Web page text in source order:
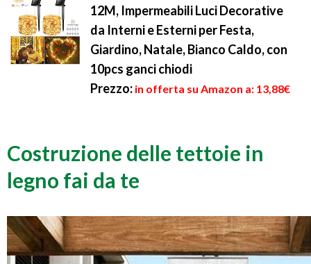
12M, Impermeabili Luci Decorative
da Interni e Esterni per Festa,
Giardino, Natale, Bianco Caldo, con
10pcs ganci chiodi
Prezzo: in offerta su Amazon a: 13,88€
Costruzione delle tettoie in
legno fai da te